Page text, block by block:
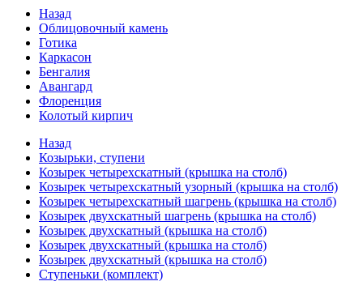
Назад
Облицовочный камень
Готика
Каркасон
Бенгалия
Авангард
Флоренция
Колотый кирпич
Назад
Козырьки, ступени
Козырек четырехскатный (крышка на столб)
Козырек четырехскатный узорный (крышка на столб)
Козырек четырехскатный шагрень (крышка на столб)
Козырек двухскатный шагрень (крышка на столб)
Козырек двухскатный (крышка на столб)
Козырек двухскатный (крышка на столб)
Козырек двухскатный (крышка на столб)
Ступеньки (комплект)